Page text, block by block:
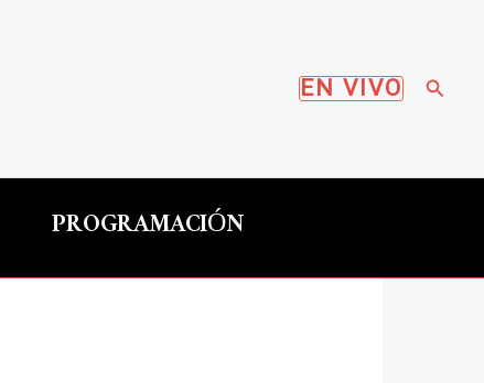
EN VIVO
PROGRAMACIÓN